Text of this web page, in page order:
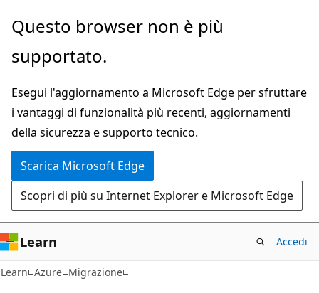
Ignora
passa
contenuto
principale
Questo browser non è più
supportato.
Esegui l'aggiornamento a Microsoft Edge per sfruttare
i vantaggi di funzionalità più recenti, aggiornamenti
della sicurezza e supporto tecnico.
Scarica Microsoft Edge
Scopri di più su Internet Explorer e Microsoft Edge
Learn Accedi
Learn Azure Migrazione